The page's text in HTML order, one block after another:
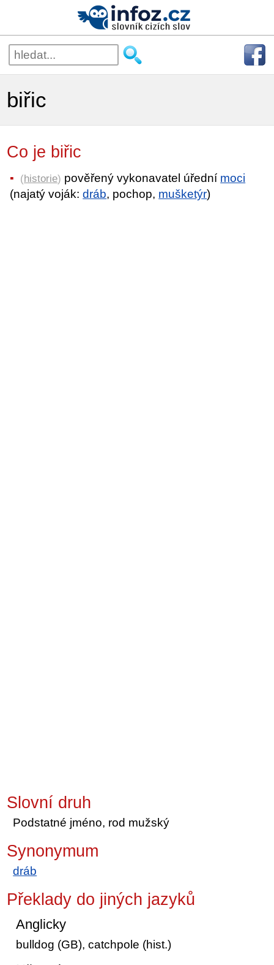
biřic
Co je biřic
(historie) pověřený vykonavatel úřední moci
(najatý voják:dráb, pochop, mušketýr)
Slovní druh
Podstatné jméno, rod mužský
Synonymum
dráb
Překlady do jiných jazyků
Anglicky
bulldog (GB), catchpole (hist.)